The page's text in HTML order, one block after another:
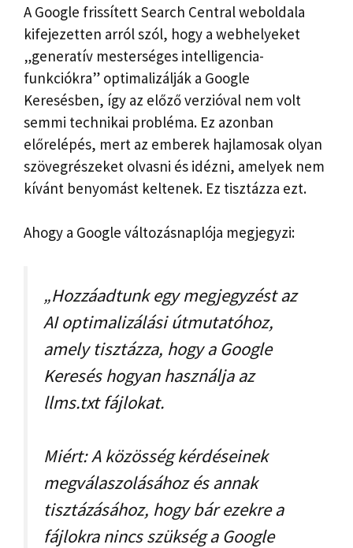
A Google frissített Search Central weboldala
kifejezetten arról szól, hogy a webhelyeket
„generatív mesterséges intelligencia-
funkciókra” optimalizálják a Google
Keresésben, így az előző verzióval nem volt
semmi technikai probléma. Ez azonban
előrelépés, mert az emberek hajlamosak olyan
szövegrészeket olvasni és idézni, amelyek nem
kívánt benyomást keltenek. Ez tisztázza ezt.
Ahogy a Google változásnaplója megjegyzi:
„Hozzáadtunk egy megjegyzést az
AI optimalizálási útmutatóhoz,
amely tisztázza, hogy a Google
Keresés hogyan használja az
llms.txt fájlokat.
Miért: A közösség kérdéseinek
megválaszolásához és annak
tisztázásához, hogy bár ezekre a
fájlokra nincs szükség a Google